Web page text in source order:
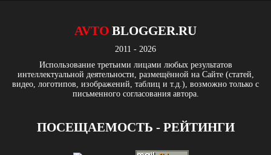
AVTO BLOGGER.RU
2011 - 2026
Использование третьими лицами любых результатов
интеллектуальной деятельности, размещённой на Сайте (статей,
видео, логотипов, изображений, таблиц и т.д.), возможно только с
письменного согласования автора.
ПОСЕЩАЕМОСТЬ - РЕЙТИНГИ